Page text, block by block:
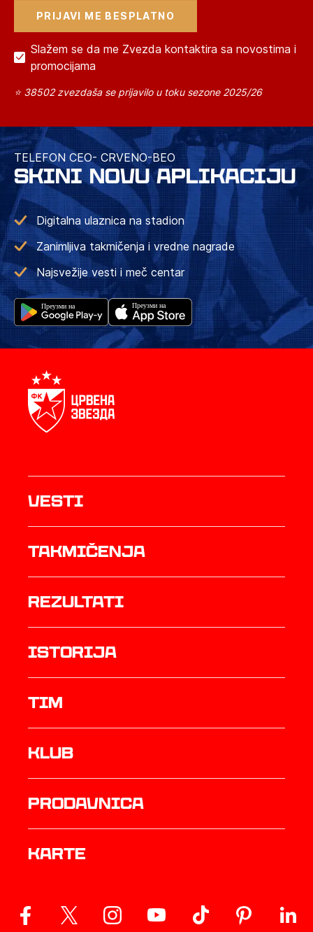
Slažem se da me Zvezda kontaktira sa novostima i
promocijama
⭐ 38502 zvezdaša se prijavilo u toku sezone 2025/26
TELEFON CEO- CRVENO-BEO
SKINI NOVU APLIKACIJU
Digitalna ulaznica na stadion
Zanimljiva takmičenja i vredne nagrade
Najsvežije vesti i meč centar
Vesti
Takmičenja
rezultati
istorija
TIM
Klub
prodavnica
Karte